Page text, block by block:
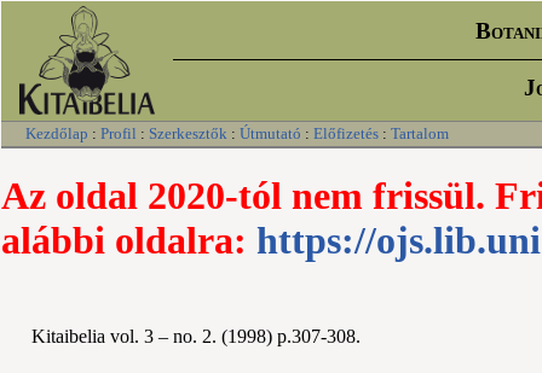
Kezdőlap : Profil : Szerkesztők : Útmutató : Előfizetés : Tartalom
Az oldal 2020-tól nem frissül.
alábbi oldalra: https://
Kitaibelia vol. 3 – no. 2. (1998) p.307-308.